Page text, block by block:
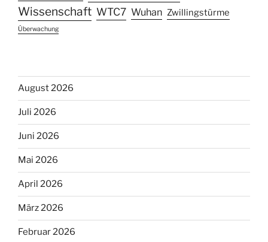
Wissenschaft WTC7 Wuhan Zwillingstürme
Überwachung
August 2026
Juli 2026
Juni 2026
Mai 2026
April 2026
März 2026
Februar 2026